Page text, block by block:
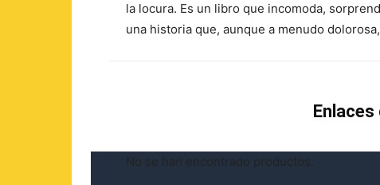
la locura. Es un libro que incomoda,
una historia que, aunque a menudo
No se han encontrado productos.